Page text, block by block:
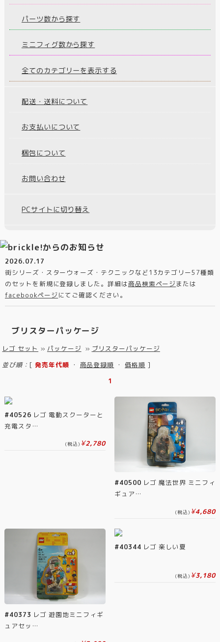
パーツ数から探す
ミニフィグ数から探す
全てのカテゴリーを表示する
配送・送料について
お支払いについて
梱包について
お問い合わせ
PCサイトに切り替え
2026.07.17
街シリーズ・スターウォーズ・テクニックなど13カテゴリー57種類
のセットを新規に登録しました。詳細は商品検索ページまたは
facebookページ にてご確認ください。
ブリスターパッケージ
レゴ セット » パッケージ » ブリスターパッケージ
並び順： [発売年代順 ・ 商品登録順 ・価格順 ]
1
#40526 レゴ 電動スクーターと
充電スタ…
(税込) ¥2,780
#40500 レゴ 魔法世界 ミニフィ
ギュア…
(税込) ¥4,680
#40373 レゴ 遊園地ミニフィギ
ュアセッ…
#40344 レゴ 楽しい夏
(税込) ¥3,180